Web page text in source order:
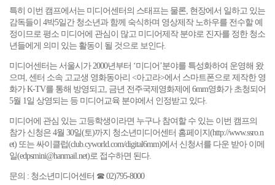
특히 이번 캠프에서는 미디어센터의 스태프는 물론, 현장에서 일하고 있는
감독들이 4박5일간 청소년과 함께 숙식하며 영상제작 노하우를 전수할 예
정이므로 평소 미디어에 관심이 많고 미디어제작 분야로 진자를 정한 청소
년들에게 의미 있는 활동이 될 것으로 보인다.
미디어센터는 서울시가 2000년부터 ‘미디어’분야를 특성화하여 운영해 왔
으며, 센터 소속 고교생 영화동아리 <아고라>에서 스마트폰으로 제작한 영
화가 K-TV를 통해 방영되고, 금년 전주국제영화제에 6mm영화가 초청되어
5월 1일 상영되는 등 미디어교육 분야에서 인정받고 있다.
미디어에 관심 있는 고등학생이라면 누구나 참여할 수 있는 이번 캠프의
참가 신청은 4월 30일(토)까지 청소년미디어센터 홈페이지(http://www.ssro.n
et) 또는 싸이클럽(club.cyworld.com/digital6mm)에서 신청서를 다운 받아 이메
일(edpsmini@hanmail.net)로 접수하면 된다.
문의 : 청소년미디어센터 ☎ 02)795-8000